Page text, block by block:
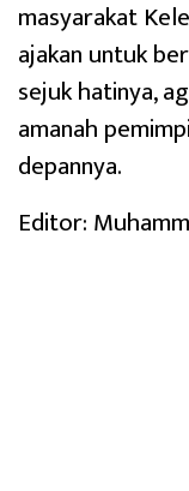
masyarakat
ajakan untuk
sejuk hatinya,
amanah
depannya.
Editor: